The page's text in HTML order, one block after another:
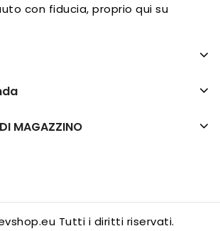
con fiducia, proprio qui su
MAGAZZINO
Tutti i diritti riservati.